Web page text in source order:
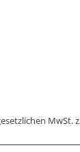
MwSt.